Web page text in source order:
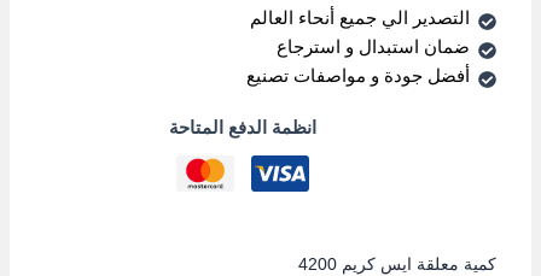
التصدير الي جميع أنحاء العالم
ضمان استبدال و استرجاع
أفضل جودة و مواصفات تصنيع
انظمة الدفع المتاحة
كمية معلقة ايس كريم 4200